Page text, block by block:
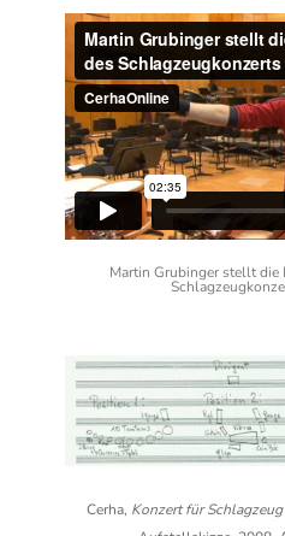
Martin Grubinger stellt die
Cerha, Konzert für